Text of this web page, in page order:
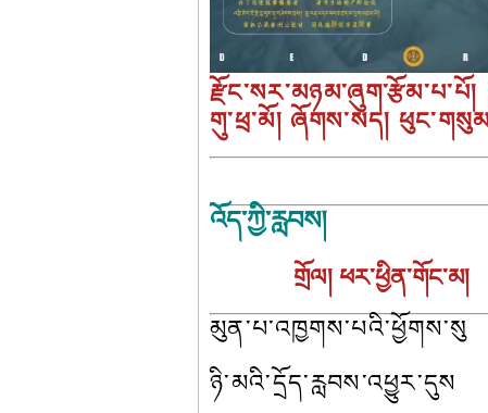
གུ་ཕྲ་མོ། ཞོགས་སད།
འོད་ཀྱི་རླབས།
གྲོལ། ཕར་ཕྱིན་གོང་མ།
མུན་པ་འཁྱགས་པའི་ཕྱོགས་སུ
ཉི་མའི་དྲོད་རླབས་འཕྱུར་དུས